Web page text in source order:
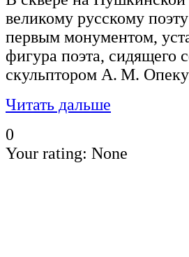
великому русскому
первым монументом,
фигура поэта, сидящего
скульптором А. М.
Читать дальше
0
Your rating: None